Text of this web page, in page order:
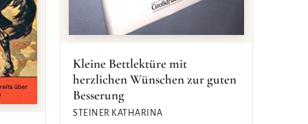
Kleine Bettlektüre mit
herzlichen Wünschen zur guten
Besserung
STEINER KATHARINA